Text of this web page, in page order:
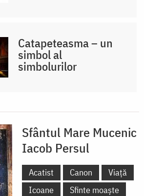
Catapeteasma – un
simbol al
simbolurilor
Sfântul Mare Mucenic
Iacob Persul
Acatist Canon
Viață
Icoane
Sfinte moaște